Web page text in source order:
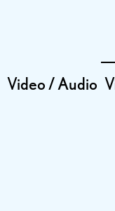
Video / Audio